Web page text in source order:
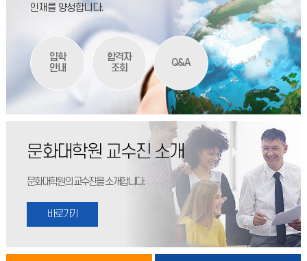
2026-1학기 문화대학원 휴학 및 복학, 재입학 신청 안내
2026-1학기 문화대학원 휴학 및 복학, 재입학 신청 안내1.
신청기간: 2026. 1. 28.(수) ~ 2. 6.(금)2. 유의사항- 휴학기간은
계속하여 2개 학기를 초과할 수
2026.01.27
2026-2학기 문화대학원 수강신청(일괄신청) 및 등록 안내
2026-2학기 문화대학원 수강신청(일괄신청) 및 등록 안내 가.
수강신청: 교학실 일괄 신청 (2차수 및 4차수 학점학위제 신청자,
수료생 중 학점학위제 변경자) 개별 신청 필요
2026.08.04
2026-2학기 문화대학원 휴학 및 복학, 재입학, 학위제변경 신청 안내
2026-2학기 문화대학원 휴학 및 복학, 재입학, 학위제변경 신청
안내 1. 신청기간: 2026. 7. 27.(월) ~ 7. 31.(금)2. 유의사항-
2026.07.06
2026년 8월 졸업예정자 석사 학위 논문 제출 안내
인재를 양성합니다.
입학
안내
합격자
조회
Q&A
문화대학원 교수진 소개
문화대학원의 교수진을 소개합니다.